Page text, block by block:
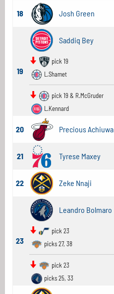
18 Josh Green
19
Saddiq Bey
pick 19
L.Shamet
pick 19 & R.McGruder
L.Kennard
20 Precious Achiuwa
21 Tyrese Maxey
22 Zeke Nnaji
23
Leandro Bolmaro
pick 23
picks 27, 38
pick 23
picks 25, 33